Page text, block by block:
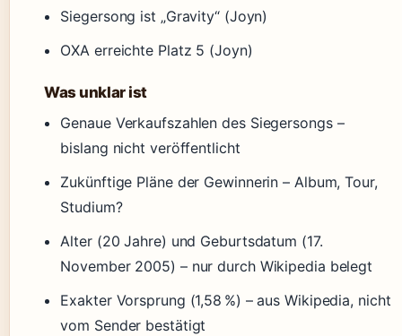
Siegersong ist „Gravity“ (Joyn)
OXA erreichte Platz 5 (Joyn)
Was unklar ist
Genaue Verkaufszahlen des Siegersongs –
bislang nicht veröffentlicht
Zukünftige Pläne der Gewinnerin – Album, Tour,
Studium?
Alter (20 Jahre) und Geburtsdatum (17.
November 2005) – nur durch Wikipedia belegt
Exakter Vorsprung (1,58 %) – aus Wikipedia, nicht
vom Sender bestätigt